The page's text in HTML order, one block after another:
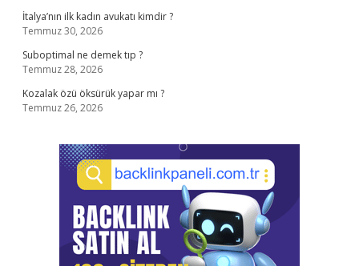
İtalya’nın ilk kadın avukatı kimdir ?
Temmuz 30, 2026
Suboptimal ne demek tıp ?
Temmuz 28, 2026
Kozalak özü öksürük yapar mı ?
Temmuz 26, 2026